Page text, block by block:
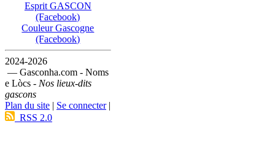
Esprit GASCON
(Facebook)
Couleur Gascogne
(Facebook)
2024-2026
— Gasconha.com - Noms
e Lòcs - Nos lieux-dits
gascons
Plan du site | Se connecter|
RSS 2.0